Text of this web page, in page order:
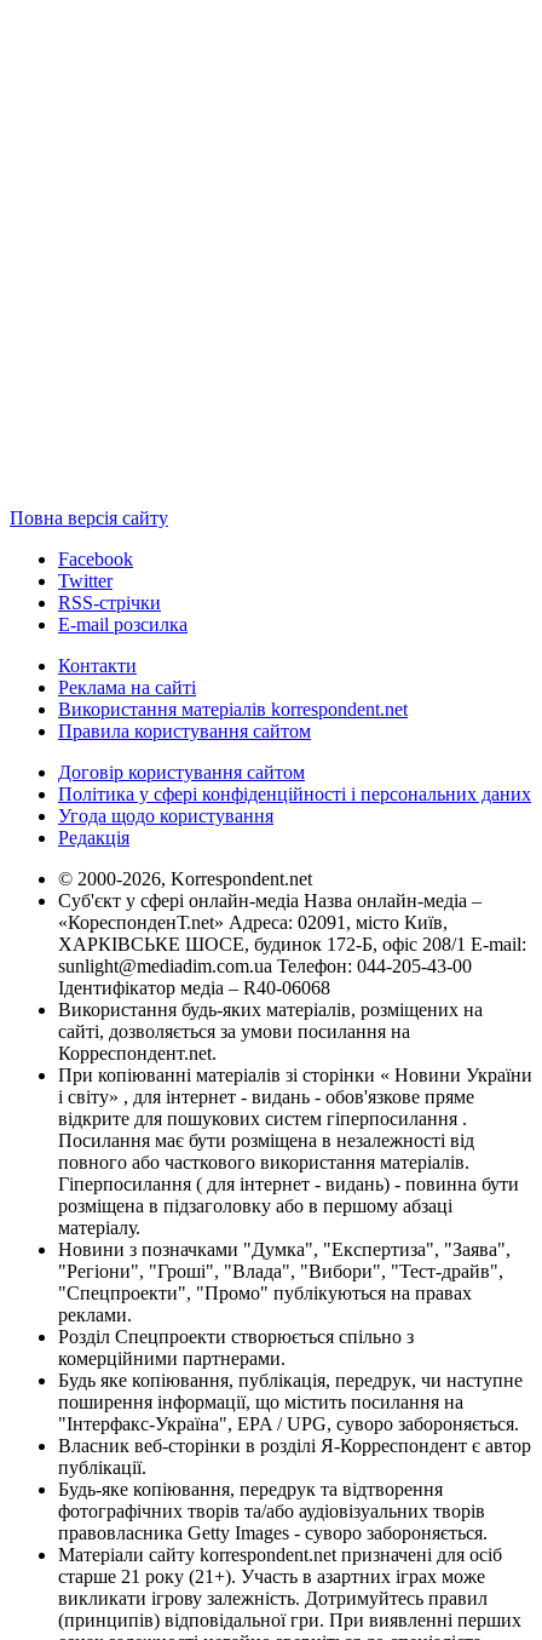
Повна версія сайту
Facebook
Twitter
RSS-стрічки
E-mail розсилка
Контакти
Реклама на сайті
Використання матеріалів korrespondent.net
Правила користування сайтом
Договір користування сайтом
Політика у сфері конфіденційності і персональних даних
Угода щодо користування
Редакція
© 2000-2026, Korrespondent.net
Суб'єкт у сфері онлайн-медіа Назва онлайн-медіа –
«КореспонденТ.net» Адреса: 02091, місто Київ,
ХАРКІВСЬКЕ ШОСЕ, будинок 172-Б, офіс 208/1 E-mail:
sunlight@mediadim.com.ua Телефон: 044-205-43-00
Ідентифікатор медіа – R40-06068
Використання будь-яких матеріалів, розміщених на
сайті, дозволяється за умови посилання на
Корреспондент.net.
При копіюванні матеріалів зі сторінки « Новини України
і світу» , для інтернет - видань - обов'язкове пряме
відкрите для пошукових систем гіперпосилання .
Посилання має бути розміщена в незалежності від
повного або часткового використання матеріалів.
Гіперпосилання ( для інтернет - видань) - повинна бути
розміщена в підзаголовку або в першому абзаці
матеріалу.
Новини з позначками "Думка", "Експертиза", "Заява",
"Регіони", "Гроші", "Влада", "Вибори", "Тест-драйв",
"Спецпроекти", "Промо" публікуються на правах
реклами.
Розділ Спецпроекти створюється спільно з
комерційними партнерами.
Будь яке копіювання, публікація, передрук, чи наступне
поширення інформації, що містить посилання на
"Інтерфакс-Україна", EPA / UPG, суворо забороняється.
Власник веб-сторінки в розділі Я-Корреспондент є автор
публікації.
Будь-яке копіювання, передрук та відтворення
фотографічних творів та/або аудіовізуальних творів
правовласника Getty Images - суворо забороняється.
Матеріали сайту korrespondent.net призначені для осіб
старше 21 року (21+). Участь в азартних іграх може
викликати ігрову залежність. Дотримуйтесь правил
(принципів) відповідальної гри. При виявленні перших